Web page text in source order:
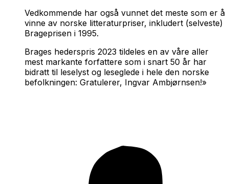
Vedkommende har også vunnet det meste som er å
vinne av norske litteraturpriser, inkludert (selveste)
Brageprisen i 1995.
Brages hederspris 2023 tildeles en av våre aller
mest markante forfattere som i snart 50 år har
bidratt til leselyst og leseglede i hele den norske
befolkningen: Gratulerer, Ingvar Ambjørnsen!»